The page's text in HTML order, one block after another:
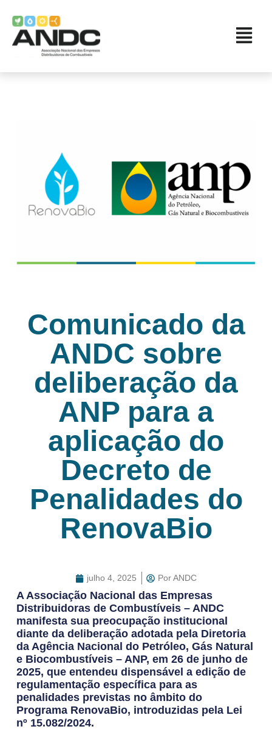
Comunicado da
ANDC sobre
deliberação da
ANP para a
aplicação do
Decreto de
Penalidades do
RenovaBio
julho 4, 2025 PorANDC
A Associação Nacional das Empresas
Distribuidoras de Combustíveis – ANDC
manifesta sua preocupação institucional
diante da deliberação adotada pela Diretoria
da Agência Nacional do Petróleo, Gás Natural
e Biocombustíveis – ANP, em 26 de junho de
2025, que entendeu dispensável a edição de
regulamentação específica para as
penalidades previstas no âmbito do
Programa RenovaBio, introduzidas pela Lei
nº 15.082/2024.